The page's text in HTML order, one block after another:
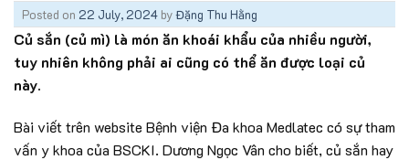
Posted on 22 July, 2024 byĐặng Thu Hằng
Củ sắn (củ mì) là món ăn khoái khẩu của nhiều người,
tuy nhiên không phải ai cũng có thể ăn được loại củ
này.
Bài viết trên website Bệnh viện Đa khoa Medlatec có sự tham
vấn y khoa của BSCKI. Dương Ngọc Vân cho biết, củ sắn hay